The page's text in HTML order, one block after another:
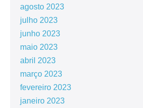
agosto 2023
julho 2023
junho 2023
maio 2023
abril 2023
março 2023
fevereiro 2023
janeiro 2023